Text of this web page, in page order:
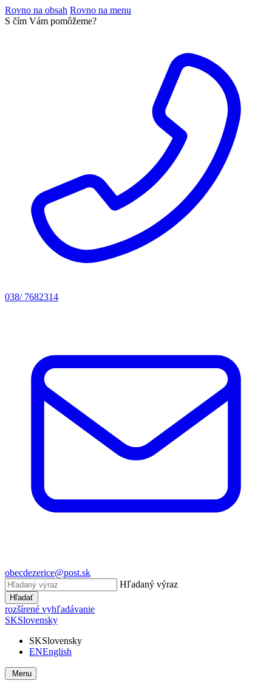
Rovno na obsah Rovno na menu
S čím Vám pomôžeme?
038/ 7682314
obecdezerice@post.sk
Hľadaný výraz
Hľadať
rozšírené vyhľadávanie
SKSlovensky
SKSlovensky
ENEnglish
Menu